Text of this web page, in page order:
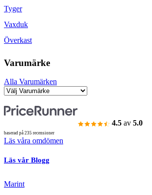
Tyger
Vaxduk
Överkast
Varumärke
Alla Varumärken
4.5 av 5.0
baserad på 235 recensioner
Läs våra omdömen
Läs vår Blogg
Marint